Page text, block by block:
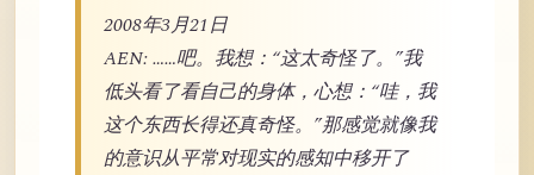
2008年3月21日
AEN: ……吧。我想：“这太奇怪了。”我
低头看了看自己的身体，心想：“哇，我
这个东西长得还真奇怪。”那感觉就像我
的意识从平常对现实的感知中移开了